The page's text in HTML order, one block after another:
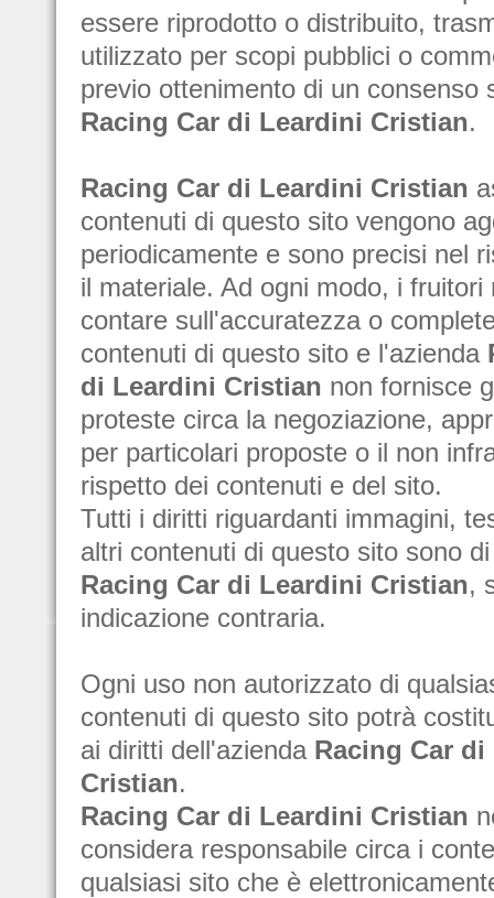
essere riprodotto o distribuito,
utilizzato per scopi pubblici o
previo ottenimento di un consenso
Racing Car di Leardini Cristian.
Racing Car di Leardini Cristian
contenuti di questo sito vengono
periodicamente e sono precisi nel
il materiale. Ad ogni modo, i fruitori
contare sull'accuratezza o
contenuti di questo sito e l'azienda
di Leardini Cristian non fornisce
proteste circa la negoziazione,
per particolari proposte o il non
rispetto dei contenuti e del sito.
Tutti i diritti riguardanti immagini,
altri contenuti di questo sito sono
Racing Car di Leardini Cristian,
indicazione contraria.
Ogni uso non autorizzato di
contenuti di questo sito potrà
ai diritti dell'azienda Racing Car
Cristian.
Racing Car di Leardini Cristian
considera responsabile circa i
qualsiasi sito che è